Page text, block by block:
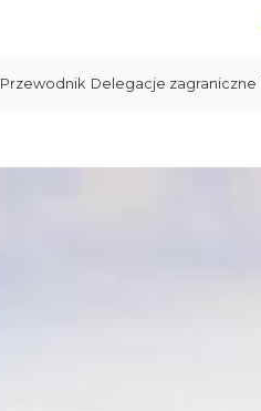
Przewodnik Delegacje zagraniczne